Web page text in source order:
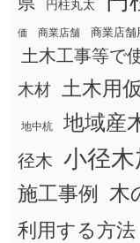
円柱丸太
価 商業店舗 商業店舗
土木工事等で
木材
土木用
地中杭 地域産
径木 小径
施工事例
木
利用する方法